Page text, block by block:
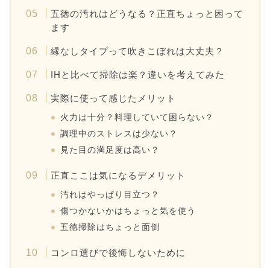
五徳の汚れはどうなる？正直ちょっと困って
ます
縁なしタイプって吹きこぼれは大丈夫？
IHと比べて掃除は楽？違いを考えてみた
実際に使って感じたメリット
火力は十分？料理していて困らない？
調理中のストレスは少ない？
見た目の満足度は高い？
正直ここは気になるデメリット
汚れはやっぱり目立つ？
傷つかないかはちょっと気を使う
五徳掃除はちょっと面倒
コンロ選びで後悔しないために